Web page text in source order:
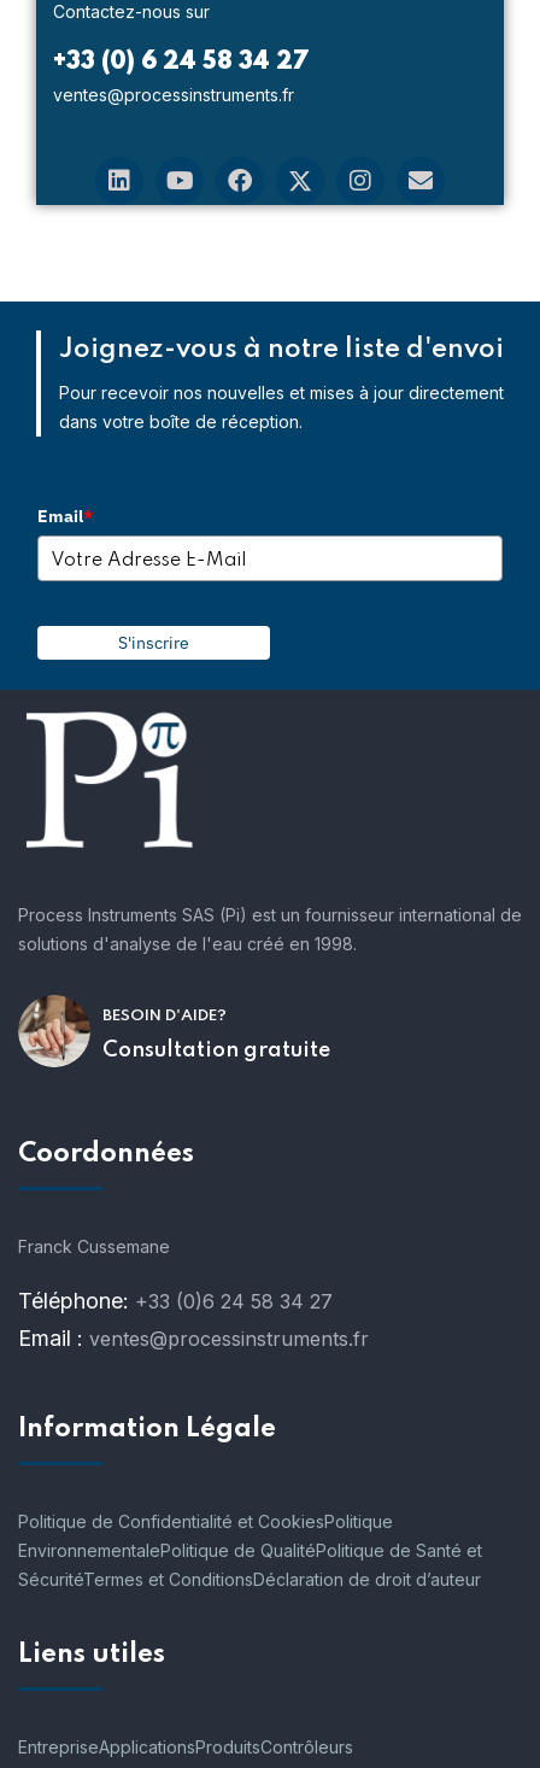
Contactez-nous sur
+33 (0) 6 24 58 34 27
ventes@processinstruments.fr
Joignez-vous à notre liste d'envoi
Pour recevoir nos nouvelles et mises à jour directement
dans votre boîte de réception.
Email*
S'inscrire
Process Instruments SAS (Pi) est un fournisseur international de
solutions d'analyse de l'eau créé en 1998.
BESOIN D'AIDE?
Consultation gratuite
Coordonnées
Franck Cussemane
Téléphone: +33 (0)6 24 58 34 27
Email : ventes@processinstruments.fr
Information Légale
Politique de Confidentialité et CookiesPolitique
EnvironnementalePolitique de QualitéPolitique de Santé et
SécuritéTermes et ConditionsDéclaration de droit d’auteur
Liens utiles
EntrepriseApplicationsProduitsContrôleurs